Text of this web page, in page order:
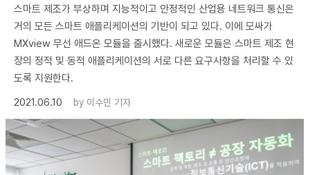
스마트 제조가 부상하며 지능적이고 안정적인 산업용 네트워크 통신은
거의 모든 스마트 애플리케이션의 기반이 되고 있다. 이에 모싸가
MXview 무선 애드온 모듈을 출시했다. 새로운 모듈은 스마트 제조 현
장의 정적 및 동적 애플리케이션의 서로 다른 요구사항을 처리할 수 있
도록 지원한다.
2021.06.10
by 이수민 기자